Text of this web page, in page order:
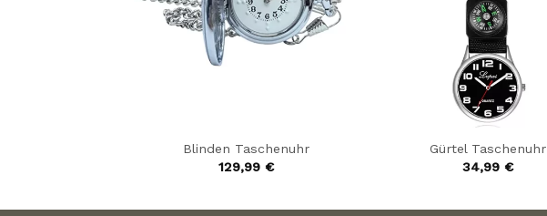
Blinden Taschenuhr
129,99 €
Gürtel Taschenuhr
34,99 €